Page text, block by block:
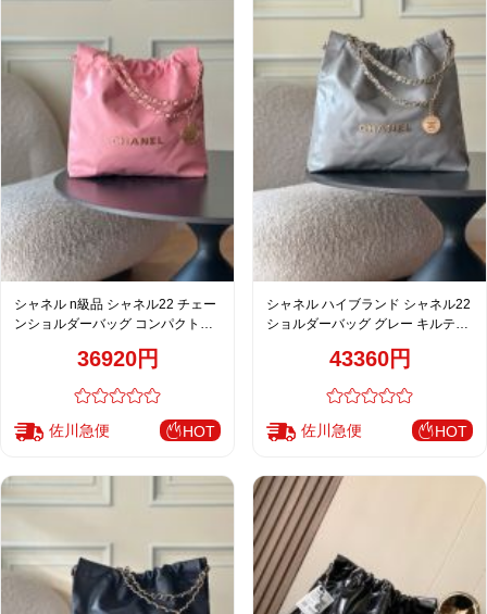
シャネル n級品 シャネル22 チェー
ンショルダーバッグ コンパクトバ
36920円
佐川急便 HOT
シャネル ハイブランド シャネル22
ショルダーバッグ グレー キルティ
43360円
佐川急便 HOT